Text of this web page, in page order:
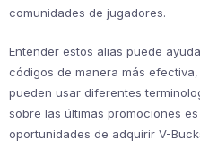
comunidades de jugadores.
Entender estos alias puede
códigos de manera más
pueden usar diferentes
sobre las últimas promociones
oportunidades de adquirir V-